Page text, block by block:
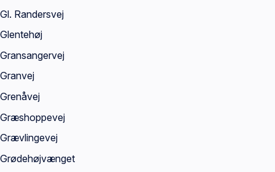
Gl. Randersvej
Glentehøj
Gransangervej
Granvej
Grenåvej
Græshoppevej
Grævlingevej
Grødehøjvænget